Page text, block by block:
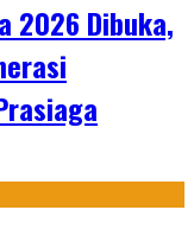
2026 Dibuka,